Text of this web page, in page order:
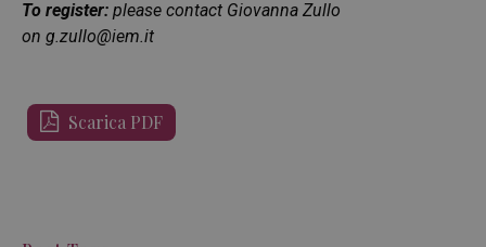
To register: please contact Giovanna Zullo
on g.zullo@iem.it
Scarica PDF